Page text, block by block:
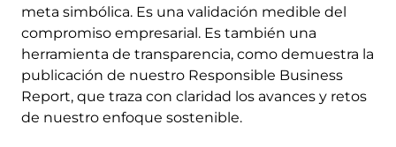
meta simbólica. Es una validación medible del
compromiso empresarial. Es también una
herramienta de transparencia, como demuestra la
publicación de nuestro Responsible Business
Report, que traza con claridad los avances y retos
de nuestro enfoque sostenible.